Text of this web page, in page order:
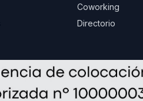
Coworking
Directorio